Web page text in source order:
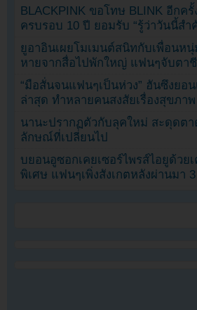
BLACKPINK ขอโทษ BLINK อีกครั้
ครบรอบ 10 ปี ยอมรับ “รู้ว่าวันนี้สำ
ยูอาอินเผยโมเมนต์สนิทกับเพื่อนหนุ่
หายจากสื่อไปพักใหญ่ แฟนๆจับตา
“มือสั่นจนแฟนๆเป็นห่วง” ฮันซึงยอ
ล่าสุด ทำหลายคนสงสัยเรื่องสุขภาพ
นานะปรากฏตัวกับลุคใหม่ สะดุดตา
ลักษณ์ที่เปลี่ยนไป
บยอนอูซอกเคยเซอร์ไพรส์ไอยูด้วย
พิเศษ แฟนๆเพิ่งสังเกตหลังผ่านมา